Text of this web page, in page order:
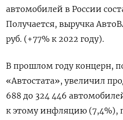
автомобилей в России
Получается, выручка
руб. (+77% к 2022 году).
В прошлом году концерн,
«Автостата», увеличил
688 до 324 446
к этому инфляцию (7,4%),